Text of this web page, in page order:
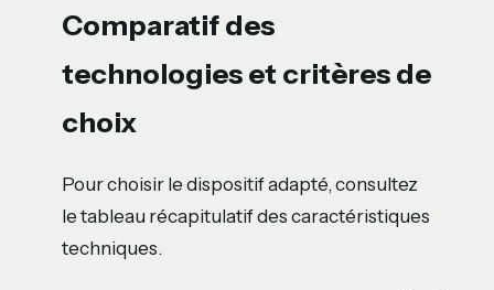
Comparatif des
technologies et critères de
choix
Pour choisir le dispositif adapté, consultez
le tableau récapitulatif des caractéristiques
techniques.